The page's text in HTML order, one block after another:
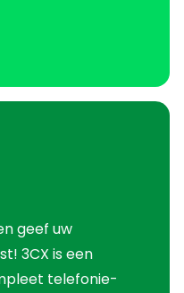
geef uw
3CX is een
telefonie-